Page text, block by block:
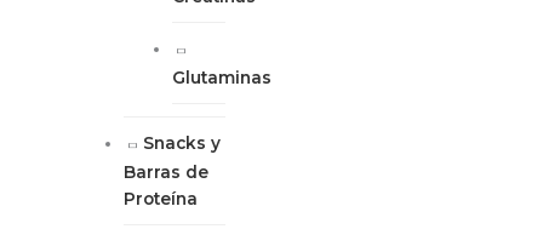
Glutaminas
Snacks y
Barras de
Proteína